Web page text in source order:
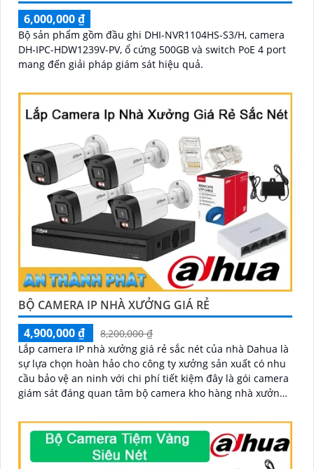
6,000,000 ₫
Bộ sản phẩm gồm đầu ghi DHI-NVR1104HS-S3/H, camera
DH-IPC-HDW1239V-PV, ổ cứng 500GB và switch PoE 4 port
mang đến giải pháp giám sát hiệu quả.
BỘ CAMERA IP NHÀ XƯỞNG GIÁ RẺ
4,900,000 ₫
8,200,000 ₫
Lắp camera IP nhà xưởng giá rẻ sắc nét của nhà Dahua là
sự lựa chọn hoàn hảo cho công ty xưởng sản xuất có nhu
cầu bảo vệ an ninh với chi phí tiết kiệm đây là gói camera
giám sát đáng quan tâm bộ camera kho hàng nhà xưởng
lượng cao cho người dùng với bộ camera camera IP
Dahua bảo vệ an ninh cho xưởng sản xuất tuyệt đối.